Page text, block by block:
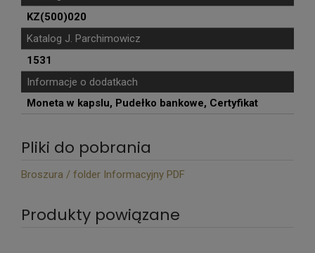
KZ(500)020
Katalog J. Parchimowicz
1531
Informacje o dodatkach
Moneta w kapslu, Pudełko bankowe, Certyfikat
Pliki do pobrania
Broszura / folder Informacyjny PDF
Produkty powiązane